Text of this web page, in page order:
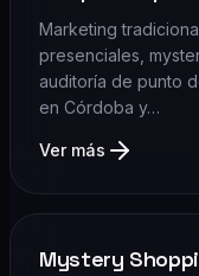
Marketing
presenciales,
auditoría de punto
en Córdoba y…
Ver más
Mystery